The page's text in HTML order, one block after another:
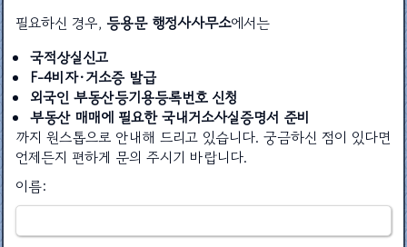
필요하신 경우, 등용문 행정사사무소에서는
국적상실신고
F-4비자·거소증 발급
외국인 부동산등기용등록번호 신청
부동산 매매에 필요한 국내거소사실증명서 준비
까지 원스톱으로 안내해 드리고 있습니다. 궁금하신 점이 있다면
언제든지 편하게 문의 주시기 바랍니다.
이름: